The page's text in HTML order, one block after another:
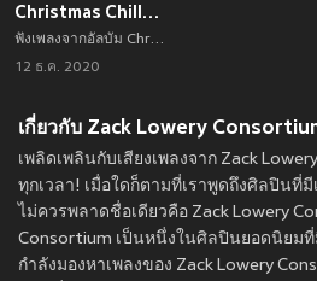
Christmas Chillout Playlist
ฟังเพลงจากอัลบัม Christmas Chillout Playlist เพลงใหม่จาก อัพเดทเพลงใหม่ล่าสุดก่อนใคร ตลอดปี 2021
12 ธ.ค. 2020
เกี่ยวกับ Zack Lowery
เพลิดเพลินกับเสียงเพลงจาก Zack
ทุกเวลา! เมื่อใดก็ตามที่เราพูดถึงศิลปินที่
ไม่ควรพลาดชื่อเดียวคือ Zack Lowery
Consortium เป็นหนึ่งในศิลปินยอดนิยม
กำลังมองหาเพลงของ Zack Lowery